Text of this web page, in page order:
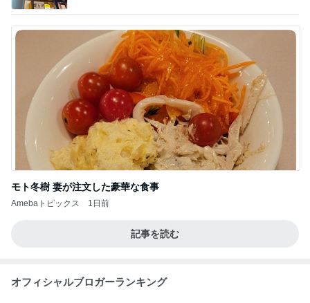
モト冬樹 妻が注文した豪華な食事
Amebaトピックス 1日前
記事を読む
オフィシャルブロガーランキング